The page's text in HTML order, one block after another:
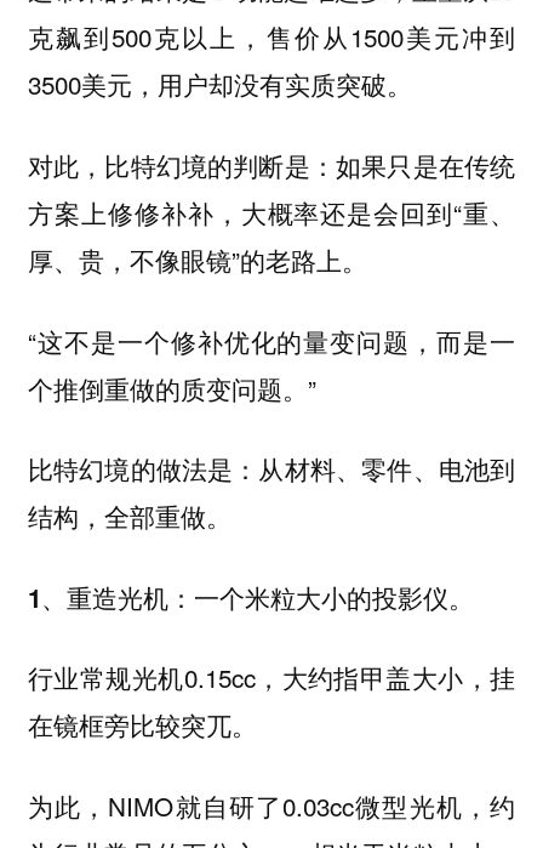
克飙到500克以上，售价从1500美元冲到
3500美元，用户却没有实质突破。
对此，比特幻境的判断是：如果只是在传统
方案上修修补补，大概率还是会回到“重、
厚、贵，不像眼镜”的老路上。
“这不是一个修补优化的量变问题，而是一
个推倒重做的质变问题。”
比特幻境的做法是：从材料、零件、电池到
结构，全部重做。
1、重造光机：一个米粒大小的投影仪。
行业常规光机0.15cc，大约指甲盖大小，挂
在镜框旁比较突兀。
为此，NIMO就自研了0.03cc微型光机，约